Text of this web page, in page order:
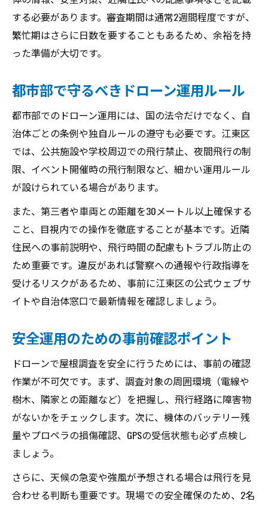
する必要があります。審査期間は通常2週間程度ですが、
繁忙期はさらに日数を要することもあるため、余裕を持
った準備が大切です。
都市部で守るべきドローン運用ルール
都市部でのドローン運用には、国の法令だけでなく、自
治体ごとの条例や独自ルールの遵守も必要です。江東区
では、公共施設や学校周辺での飛行禁止、夜間飛行の制
限、イベント開催時の飛行制限など、細かい運用ルール
が設けられている場合があります。
また、第三者や車両との距離を30メートル以上確保する
こと、目視内での操作を徹底することが基本です。近隣
住民への事前説明や、飛行時間の配慮もトラブル防止の
ため重要です。違反があれば警察への通報や行政指導を
受けるリスクがあるため、事前に江東区の公式ウェブサ
イトや自治体窓口で最新情報を確認しましょう。
安全運用のための事前確認ポイント
ドローンで屋根調査を安全に行うためには、事前の確認
作業が不可欠です。まず、調査対象の周囲環境（電線や
樹木、隣家との距離など）を把握し、飛行経路に障害物
がないかをチェックします。次に、機体のバッテリー残
量やプロペラの損傷確認、GPSの受信状態も必ず点検し
ましょう。
さらに、天候の急変や強風が予想される場合は飛行を見
合わせる判断も重要です。現場での安全確保のため、2名